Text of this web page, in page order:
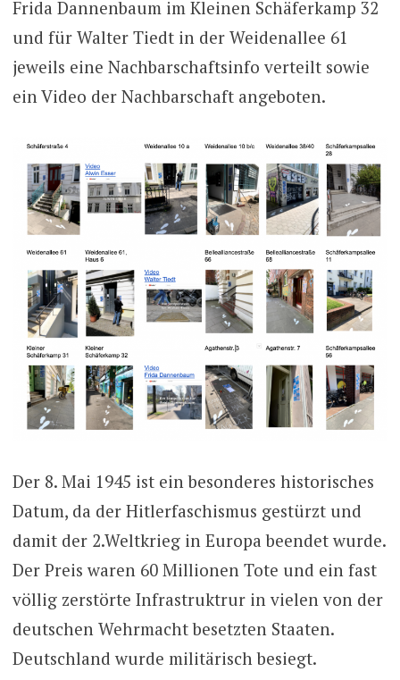
Frida Dannenbaum im Kleinen Schäferkamp 32
und für Walter Tiedt in der Weidenallee 61
jeweils eine Nachbarschaftsinfo verteilt sowie
ein Video der Nachbarschaft angeboten.
Der 8. Mai 1945 ist ein besonderes historisches
Datum, da der Hitlerfaschismus gestürzt und
damit der 2.Weltkrieg in Europa beendet wurde.
Der Preis waren 60 Millionen Tote und ein fast
völlig zerstörte Infrastruktrur in vielen von der
deutschen Wehrmacht besetzten Staaten.
Deutschland wurde militärisch besiegt.